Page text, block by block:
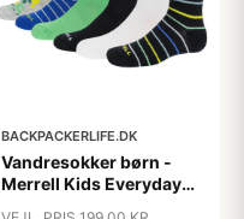
BACKPACKERLIFE.DK
Vandresokker børn -
Merrell Kids Everyday